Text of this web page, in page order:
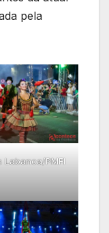
pela
Labanca/PMFI